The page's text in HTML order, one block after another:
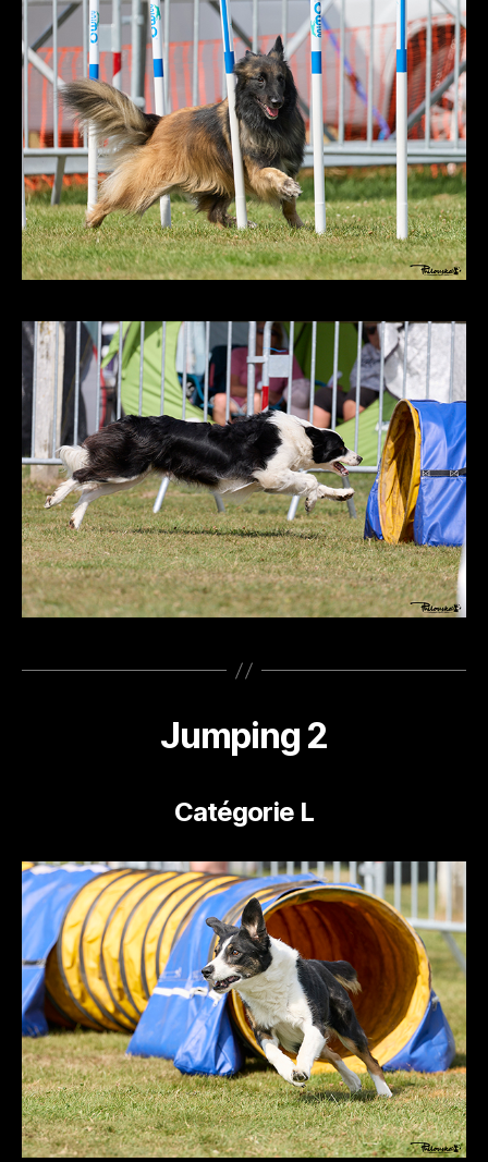
Jumping 2
Catégorie L